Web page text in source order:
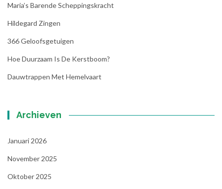
Maria’s Barende Scheppingskracht
Hildegard Zingen
366 Geloofsgetuigen
Hoe Duurzaam Is De Kerstboom?
Dauwtrappen Met Hemelvaart
Archieven
Januari 2026
November 2025
Oktober 2025